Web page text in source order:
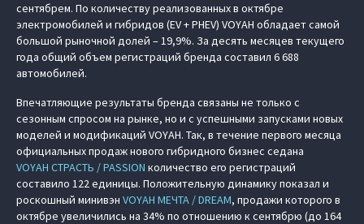
сентябрем. По количеству реализованных в октябре
электромобилей и гибридов (EV + PHEV) VOYAH обладает самой
большой рыночной долей – 19,9%. За десять месяцев текущего
года общий объем регистраций бренда составил 6 688
автомобилей.
Впечатляющие результаты бренда связаны не только с
сезонным спросом на рынке, но и с успешными запусками новых
моделей и модификаций VOYAH. Так, в течение первого месяца
официальных продаж нового гибридного бизнес седана
VOYAH СТРАСТЬ / PASSION количество его регистраций
составило 122 единицы. Положительную динамику показал и
роскошный минивэн VOYAH МЕЧТА / DREAM, продажи которого в
октябре увеличились на 34% по отношению к сентябрю (до 164